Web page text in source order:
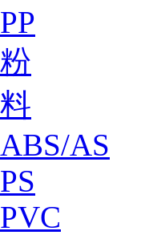
PP
粉
料
ABS/AS
PS
PVC